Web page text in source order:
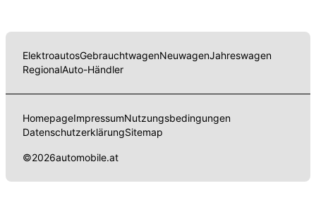
ElektroautosGebrauchtwagenNeuwagenJahreswagen
RegionalAuto-Händler
HomepageImpressumNutzungsbedingungen
DatenschutzerklärungSitemap
©2026automobile.at